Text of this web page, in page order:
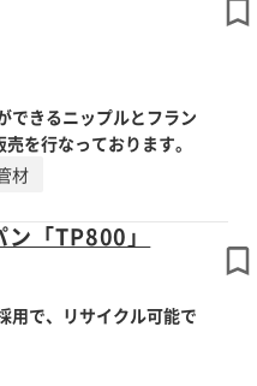
できるニップルとフラン
を行なっております。
材
「TP800」
用で、リサイクル可能で